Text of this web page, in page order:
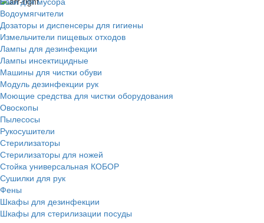
Водоумягчители
Дозаторы и диспенсеры для гигиены
Измельчители пищевых отходов
Лампы для дезинфекции
Лампы инсектицидные
Машины для чистки обуви
Модуль дезинфекции рук
Моющие средства для чистки оборудования
Овоскопы
Пылесосы
Рукосушители
Стерилизаторы
Стерилизаторы для ножей
Стойка универсальная КОБОР
Сушилки для рук
Фены
Шкафы для дезинфекции
Шкафы для стерилизации посуды